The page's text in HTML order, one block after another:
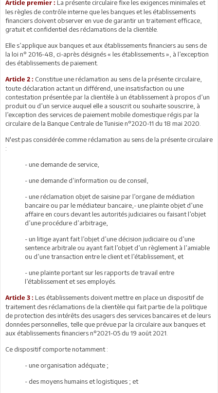
Article premier : La présente circulaire fixe les exigences minimales et
les règles de contrôle interne que les banques et les établissements
financiers doivent observer en vue de garantir un traitement efficace,
gratuit et confidentiel des réclamations de la clientèle.
Elle s’applique aux banques et aux établissements financiers au sens de
la loi n° 2016-48, ci-après désignés « les établissements », à l’exception
des établissements de paiement.
Article 2 : Constitue une réclamation au sens de la présente circulaire,
toute déclaration actant un différend, une insatisfaction ou une
contestation présentée par la clientèle à un établissement à propos d’un
produit ou d’un service auquel elle a souscrit ou souhaite souscrire, à
l’exception des services de paiement mobile domestique régis par la
circulaire de la Banque Centrale de Tunisie n°2020-11 du 18 mai 2020.
N'est pas considérée comme réclamation au sens de la présente circulaire
:
- une demande de service,
- une demande d’information ou de conseil,
- une réclamation objet de saisine par l’organe de médiation
bancaire ou par le médiateur bancaire,- une plainte objet d’une
affaire en cours devant les autorités judiciaires ou faisant l’objet
d’une procédure d’arbitrage,
- un litige ayant fait l’objet d’une décision judiciaire ou d’une
sentence arbitrale ou ayant fait l’objet d’un règlement à l’amiable
ou d’une transaction entre le client et l’établissement, et
- une plainte portant sur les rapports de travail entre
l’établissement et ses employés.
Article 3 : Les établissements doivent mettre en place un dispositif de
traitement des réclamations de la clientèle qui fait partie de la politique
de protection des intérêts des usagers des services bancaires et de leurs
données personnelles, telle que prévue par la circulaire aux banques et
aux établissements financiers n°2021-05 du 19 août 2021.
Ce dispositif comporte notamment :
- une organisation adéquate ;
- des moyens humains et logistiques ; et